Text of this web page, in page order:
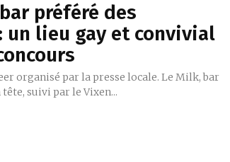
préféré des
un lieu gay et convivial
organisé par la presse locale. Le Milk, bar
tête, suivi par le Vixen...